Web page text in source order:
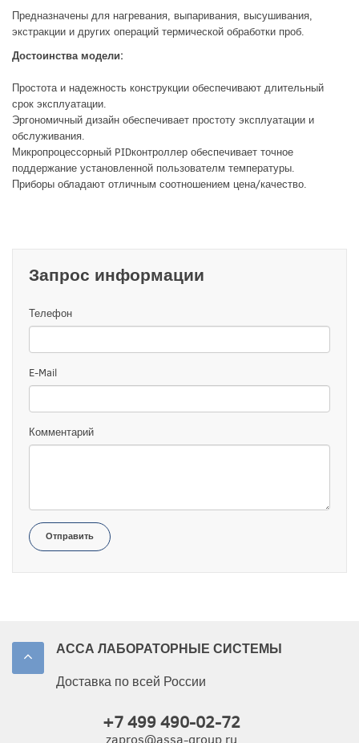
Предназначены для нагревания, выпаривания, высушивания,
экстракции и других операций термической обработки проб.
Достоинства модели:
Простота и надежность конструкции обеспечивают длительный
срок эксплуатации.
Эргономичный дизайн обеспечивает простоту эксплуатации и
обслуживания.
Микропроцессорный PIDконтроллер обеспечивает точное
поддержание установленной пользователм температуры.
Приборы обладают отличным соотношением цена/качество.
Запрос информации
Телефон
E-Mail
Комментарий
Отправить
АССА ЛАБОРАТОРНЫЕ СИСТЕМЫ
Доставка по всей России
+7 499 490-02-72
zapros@assa-group.ru